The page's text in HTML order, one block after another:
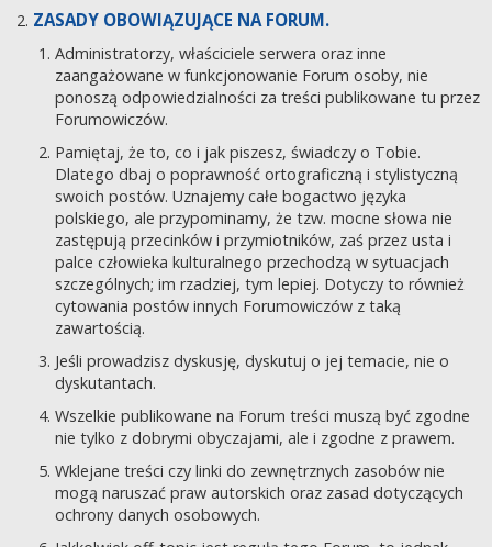
ZASADY OBOWIĄZUJĄCE NA FORUM.
Administratorzy, właściciele serwera oraz inne
zaangażowane w funkcjonowanie Forum osoby, nie
ponoszą odpowiedzialności za treści publikowane tu przez
Forumowiczów.
Pamiętaj, że to, co i jak piszesz, świadczy o Tobie.
Dlatego dbaj o poprawność ortograficzną i stylistyczną
swoich postów. Uznajemy całe bogactwo języka
polskiego, ale przypominamy, że tzw. mocne słowa nie
zastępują przecinków i przymiotników, zaś przez usta i
palce człowieka kulturalnego przechodzą w sytuacjach
szczególnych; im rzadziej, tym lepiej. Dotyczy to również
cytowania postów innych Forumowiczów z taką
zawartością.
Jeśli prowadzisz dyskusję, dyskutuj o jej temacie, nie o
dyskutantach.
Wszelkie publikowane na Forum treści muszą być zgodne
nie tylko z dobrymi obyczajami, ale i zgodne z prawem.
Wklejane treści czy linki do zewnętrznych zasobów nie
mogą naruszać praw autorskich oraz zasad dotyczących
ochrony danych osobowych.